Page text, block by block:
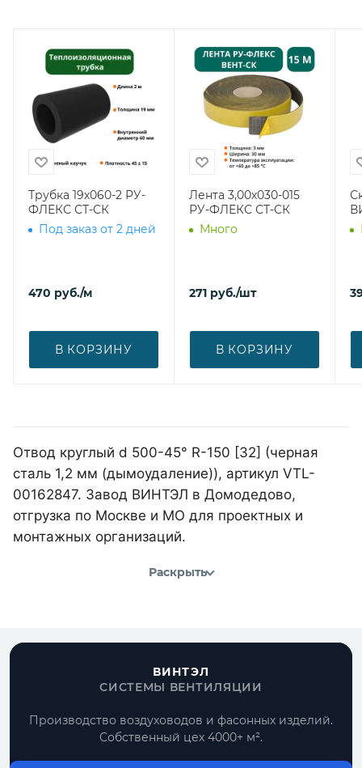
Трубка 19х060-2 РУ-
ФЛЕКС СТ-СК
Под заказ от 2 дней
470 руб./м
В КОРЗИНУ
Лента 3,00х030-015
РУ-ФЛЕКС СТ-СК
Много
271 руб./шт
В КОРЗИНУ
Отвод круглый d 500-45° R-150 [32] (черная
сталь 1,2 мм (дымоудаление)), артикул VTL-
00162847. Завод ВИНТЭЛ в Домодедово,
отгрузка по Москве и МО для проектных и
монтажных организаций.
Раскрыть
ВИНТЭЛ
СИСТЕМЫ ВЕНТИЛЯЦИИ
Производство воздуховодов и фасонных изделий.
Собственный цех 4000+ м².